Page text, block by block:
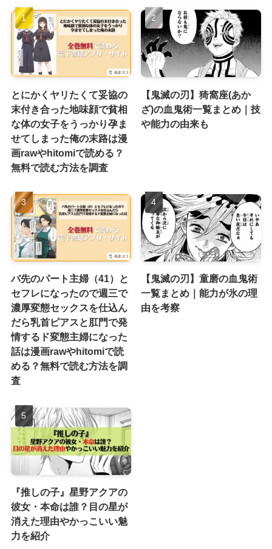
とにかくヤリたくて妥協の
末付き合った地味顔で貧相
な体の女子をうっかり孕ま
せてしまった俺の末路は漫
画rawやhitomiで読める？
無料で読む方法を調査
【鬼滅の刃】猗窩座(あか
ざ)の血鬼術一覧まとめ｜技
や能力の由来も
バ先のパート主婦（41）と
セフレになったので週三で
濃厚変態セックスを仕込ん
だら乳首ピアスと肛門で発
情するド変態主婦になった
話は漫画rawやhitomiで読
める？無料で読む方法を調
査
【鬼滅の刃】童磨の血鬼術
一覧まとめ｜能力が氷の理
由を考察
『推しの子』星野アクアの
彼女・本命は誰？目の星が
消えた理由やかっこいい魅
力を紹介